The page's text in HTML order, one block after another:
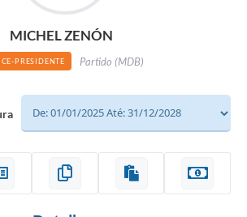
MICHEL ZENÓN
PRESIDENTE Partido (MDB)